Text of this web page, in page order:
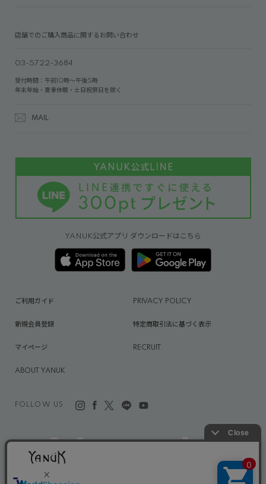
店舗でのご購入商品に関するお問い合わせ
03-5722-3684
受付時間：午前10時～午後5時
年末年始・夏季休暇・土日祝祭日を除く
MAIL
YANUK公式アプリ ダウンロードはこちら
FOLLOW US
ご利用ガイド PRIVACY POLICY
新規会員登録 特定商取引法に基づく表示
マイページ RECRUIT
ABOUT YANUK